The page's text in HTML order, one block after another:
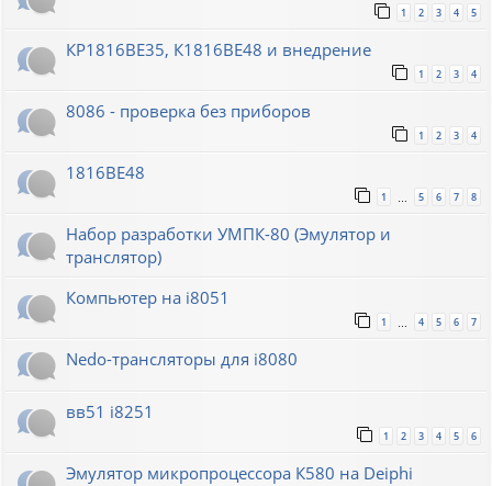
1 2 3 4 5
КР1816ВЕ35, К1816ВЕ48 и внедрение
1 2 3 4
8086 - проверка без приборов
1 2 3 4
1816ВЕ48
1 5 6 7 8
Набор разработки УМПК-80 (Эмулятор и
транслятор)
Компьютер на i8051
1 … 4 5 6 7
Nedo-трансляторы для i8080
вв51 i8251
1 2 3 4 5 6
Эмулятор микропроцессора К580 на Deiphi